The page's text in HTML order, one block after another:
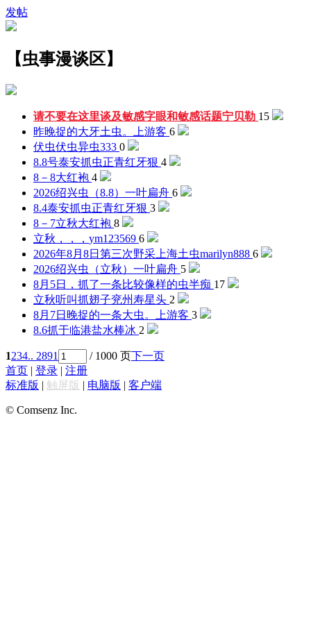
发帖
【虫事漫谈区】
请不要在这里谈及敏感字眼和敏感话题宁贝勒 15
昨晚捉的大牙土虫。
上游客 6
伏虫伏虫异虫333 0
8.8号泰安抓虫正青红牙狠 4
8－8大红袍 4
2026绍兴虫（8.8） 一叶扁舟 6
8.4泰安抓虫正青红牙狠 3
8－7立秋大红袍 8
立秋，，， ym123569 6
2026年8月8日第三次野采上海土虫marilyn888 6
2026绍兴虫（立秋） 一叶扁舟 5
8月5日，抓了一条比较像样的虫半痴 17
立秋听叫抓翅子兖州寿星头 2
8月7日晚捉的一条大虫。
上游客 3
8.6抓于临港盐水棒冰 2
1234.. 2891 / 1000 页下一页
首页 | 登录 | 注册
标准版 | 触屏版 | 电脑版 | 客户端
© Comsenz Inc.